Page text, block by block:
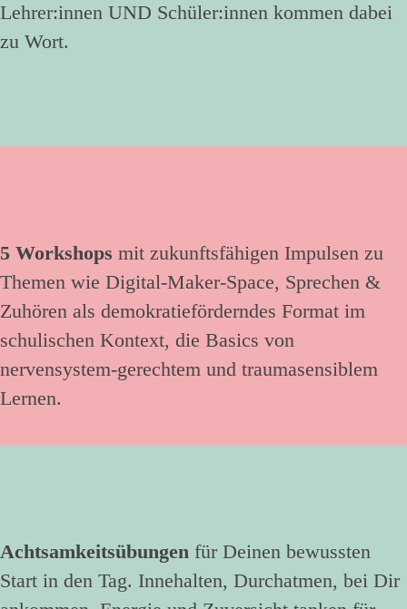
Lehrer:innen UND Schüler:innen kommen dabei
zu Wort.
5 Workshops mit zukunftsfähigen Impulsen zu
Themen wie Digital-Maker-Space, Sprechen &
Zuhören als demokratieförderndes Format im
schulischen Kontext, die Basics von
nervensystem-gerechtem und traumasensiblem
Lernen.
Achtsamkeitsübungen für Deinen bewussten
Start in den Tag. Innehalten, Durchatmen, bei Dir